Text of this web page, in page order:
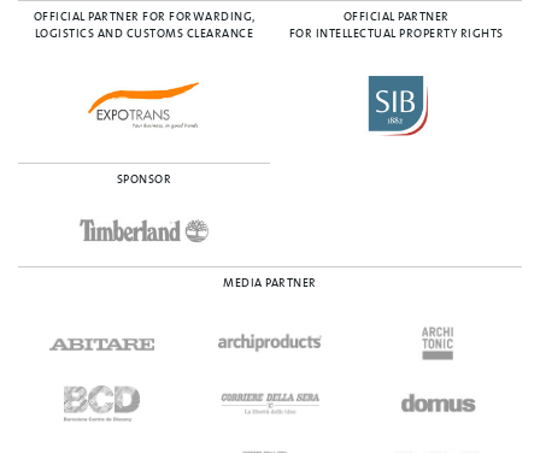
OFFICIAL PARTNER FOR FORWARDING,
LOGISTICS AND CUSTOMS CLEARANCE
OFFICIAL PARTNER
FOR INTELLECTUAL PROPERTY RIGHTS
SPONSOR
MEDIA PARTNER